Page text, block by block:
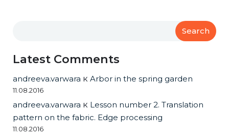
Search
Latest Comments
andreeva.varwara к Arbor in the spring garden
11.08.2016
andreeva.varwara к Lesson number 2. Translation
pattern on the fabric. Edge processing
11.08.2016